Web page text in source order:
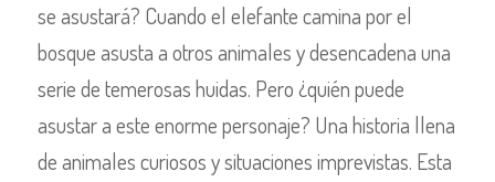
se asustará? Cuando el elefante camina por el
bosque asusta a otros animales y desencadena una
serie de temerosas huidas. Pero ¿quién puede
asustar a este enorme personaje? Una historia llena
de animales curiosos y situaciones imprevistas. Esta